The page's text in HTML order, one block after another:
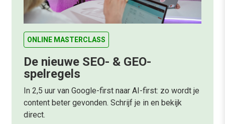
ONLINE MASTERCLASS
De nieuwe SEO- & GEO-
spelregels
In 2,5 uur van Google-first naar AI-first: zo wordt je
content beter gevonden. Schrijf je in en bekijk
direct.